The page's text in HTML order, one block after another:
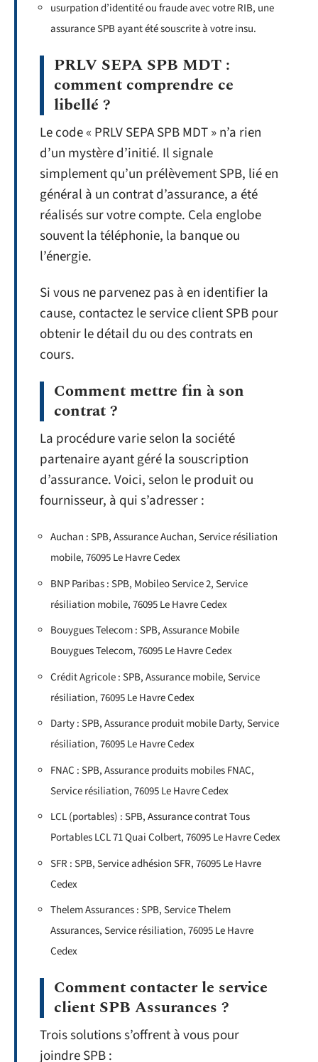
usurpation d’identité ou fraude avec votre RIB, une
assurance SPB ayant été souscrite à votre insu.
PRLV SEPA SPB MDT :
comment comprendre ce
libellé ?
Le code « PRLV SEPA SPB MDT » n’a rien
d’un mystère d’initié. Il signale
simplement qu’un prélèvement SPB, lié en
général à un contrat d’assurance, a été
réalisés sur votre compte. Cela englobe
souvent la téléphonie, la banque ou
l’énergie.
Si vous ne parvenez pas à en identifier la
cause, contactez le service client SPB pour
obtenir le détail du ou des contrats en
cours.
Comment mettre fin à son
contrat ?
La procédure varie selon la société
partenaire ayant géré la souscription
d’assurance. Voici, selon le produit ou
fournisseur, à qui s’adresser :
Auchan : SPB, Assurance Auchan, Service résiliation
mobile, 76095 Le Havre Cedex
BNP Paribas : SPB, Mobileo Service 2, Service
résiliation mobile, 76095 Le Havre Cedex
Bouygues Telecom : SPB, Assurance Mobile
Bouygues Telecom, 76095 Le Havre Cedex
Crédit Agricole : SPB, Assurance mobile, Service
résiliation, 76095 Le Havre Cedex
Darty : SPB, Assurance produit mobile Darty, Service
résiliation, 76095 Le Havre Cedex
FNAC : SPB, Assurance produits mobiles FNAC,
Service résiliation, 76095 Le Havre Cedex
LCL (portables) : SPB, Assurance contrat Tous
Portables LCL 71 Quai Colbert, 76095 Le Havre Cedex
SFR : SPB, Service adhésion SFR, 76095 Le Havre
Cedex
Thelem Assurances : SPB, Service Thelem
Assurances, Service résiliation, 76095 Le Havre
Cedex
Comment contacter le service
client SPB Assurances ?
Trois solutions s’offrent à vous pour
joindre SPB :